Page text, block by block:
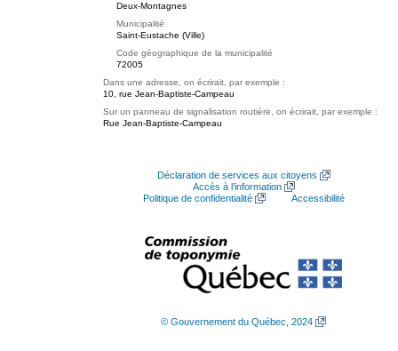
Deux-Montagnes
Municipalité
Saint-Eustache (Ville)
Code géographique de la municipalité
72005
Dans une adresse, on écrirait, par exemple :
10, rue Jean-Baptiste-Campeau
Sur un panneau de signalisation routière, on écrirait, par exemple :
Rue Jean-Baptiste-Campeau
Déclaration de services aux citoyens
Accès à l’information
Politique de confidentialité
Accessibilité
© Gouvernement du Québec, 2024